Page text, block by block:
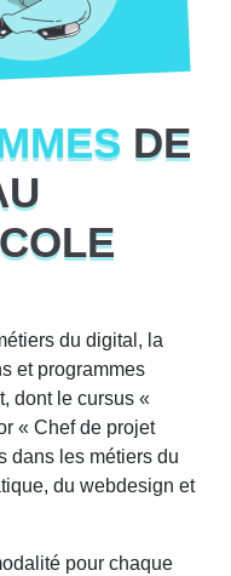
DE
du digital, la
et programmes
dont le cursus «
« Chef de projet
dans les métiers du
du webdesign et
pour chaque